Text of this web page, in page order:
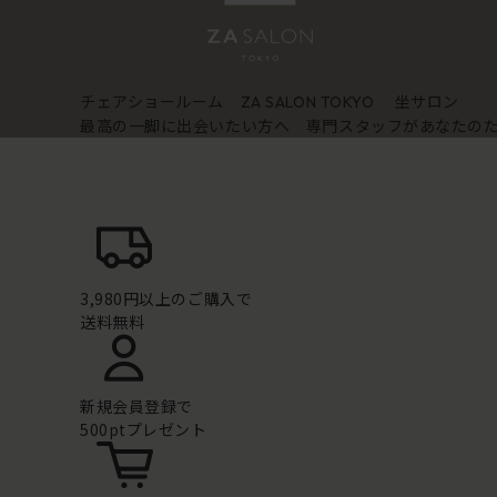
チェアショールーム ZA SALON TOKYO
坐サロン
最高の一脚に出会いたい方へ 専門スタッフがあなたの
3,980円以上のご購入で
送料無料
新規会員登録で
500ptプレゼント